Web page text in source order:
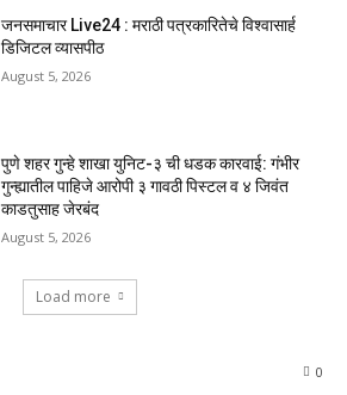
जनसमाचार Live24 : मराठी पत्रकारितेचे विश्वासार्ह
डिजिटल व्यासपीठ
August 5, 2026
पुणे शहर गुन्हे शाखा युनिट-३ ची धडक कारवाई: गंभीर
गुन्ह्यातील पाहिजे आरोपी ३ गावठी पिस्टल व ४ जिवंत
काडतुसाह जेरबंद
August 5, 2026
Load more
0